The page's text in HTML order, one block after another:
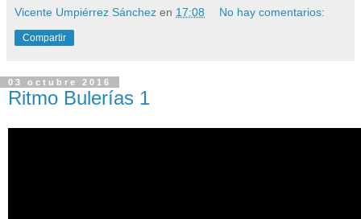
Vicente Umpiérrez Sánchez en 17:08 No hay comentarios:
Compartir
03 octubre 2016
Ritmo Bulerías 1